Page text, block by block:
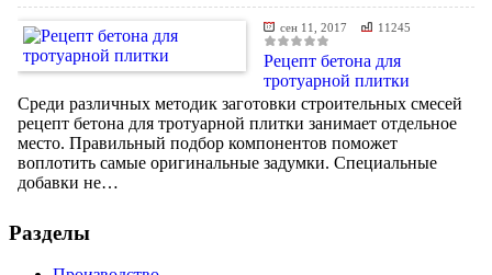
сен 11, 2017 11245
Рецепт бетона для
тротуарной плитки
Среди различных методик заготовки строительных смесей
рецепт бетона для тротуарной плитки занимает отдельное
место. Правильный подбор компонентов поможет
воплотить самые оригинальные задумки. Специальные
добавки не…
Разделы